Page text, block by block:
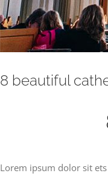
8 beautiful
Lorem ipsum dolor sit